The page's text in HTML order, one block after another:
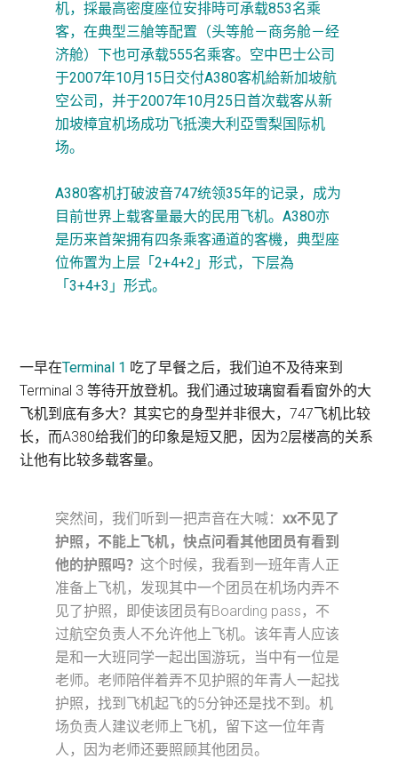
机，採最高密度座位安排時可承载853名乘
客，在典型三艙等配置（头等舱－商务舱－经
济舱）下也可承载555名乘客。空中巴士公司
于2007年10月15日交付A380客机給新加坡航
空公司，并于2007年10月25日首次载客从新
加坡樟宜机场成功飞抵澳大利亞雪梨国际机
场。
A380客机打破波音747统领35年的记录，成为
目前世界上载客量最大的民用飞机。A380亦
是历来首架拥有四条乘客通道的客機，典型座
位佈置为上层「2+4+2」形式，下层為
「3+4+3」形式。
一早在Terminal 1 吃了早餐之后，我们迫不及待来到
Terminal 3 等待开放登机。我们通过玻璃窗看看窗外的大
飞机到底有多大？其实它的身型并非很大，747飞机比较
长，而A380给我们的印象是短又肥，因为2层楼高的关系
让他有比较多载客量。
突然间，我们听到一把声音在大喊：xx不见了
护照，不能上飞机，快点问看其他团员有看到
他的护照吗？这个时候，我看到一班年青人正
准备上飞机，发现其中一个团员在机场内弄不
见了护照，即使该团员有Boarding pass，不
过航空负责人不允许他上飞机。该年青人应该
是和一大班同学一起出国游玩，当中有一位是
老师。老师陪伴着弄不见护照的年青人一起找
护照，找到飞机起飞的5分钟还是找不到。机
场负责人建议老师上飞机，留下这一位年青
人，因为老师还要照顾其他团员。